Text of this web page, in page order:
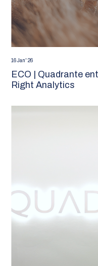
16 Jan' 26
ECO | Quadrante
Right Analytics